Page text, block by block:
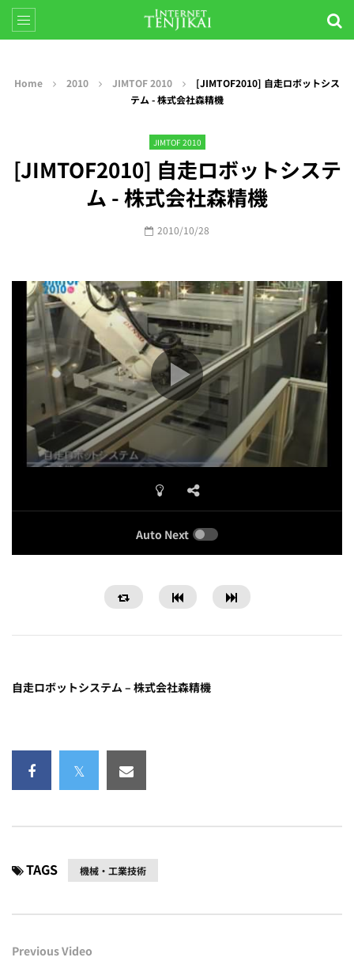
Home 2010 JIMTOF 2010
[JIMTOF2010] 自走ロボットシス
テム - 株式会社森精機
JIMTOF 2010
[JIMTOF2010] 自走ロボットシステ
ム - 株式会社森精機
2010/10/28
Auto Next
自走ロボットシステム – 株式会社森精機
TAGS 機械・工業技術
Previous Video